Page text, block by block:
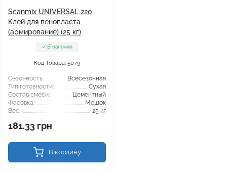
Scanmix UNIVERSAL 220
Клей для пенопласта
(армирование) (25 кг)
В наличии
Код Товара: 5079
Сезонность:
Всесезонная
Тип готовности:
Сухая
Состав смеси:
Цементный
Фасовка:
Мешок
Вес:
25 кг
181.33 грн
В корзину